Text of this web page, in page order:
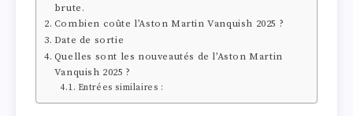
brute.
Combien coûte l’Aston Martin Vanquish 2025 ?
Date de sortie
Quelles sont les nouveautés de l’Aston Martin
Vanquish 2025 ?
Entrées similaires :